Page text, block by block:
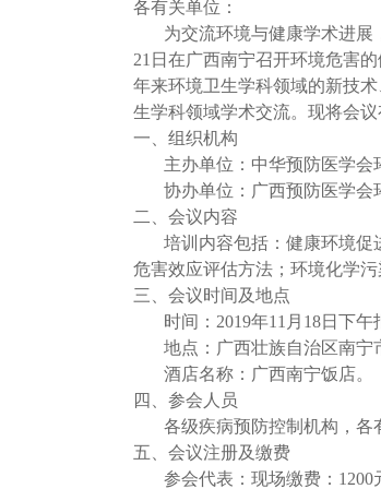
各有关单位：
为交流环境与健康学术进展
21日在广西南宁召开环境危害
年来环境卫生学科领域的新技
生学科领域学术交流。现将会议
一、组织机构
主办单位：中华预防医学会
协办单位：广西预防医学会
二、会议内容
培训内容包括：健康环境
危害效应评估方法；环境化学污
三、会议时间及地点
时间：2019年11月18日下午
地点：广西壮族自治区南宁
酒店名称：广西南宁饭店。
四、参会人员
各级疾病预防控制机构，各
五、会议注册及缴费
参会代表：现场缴费：